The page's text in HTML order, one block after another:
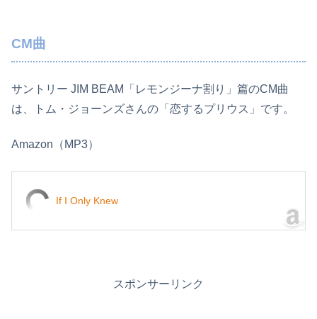
CM曲
サントリー JIM BEAM「レモンジーナ割り」篇のCM曲
は、トム・ジョーンズさんの「恋するプリウス」です。
Amazon（MP3）
If I Only Knew
スポンサーリンク